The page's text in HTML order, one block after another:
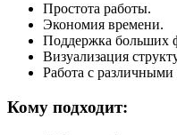
Простота работы.
Экономия времени.
Поддержка больших
Визуализация
Работа с
Кому подходит: